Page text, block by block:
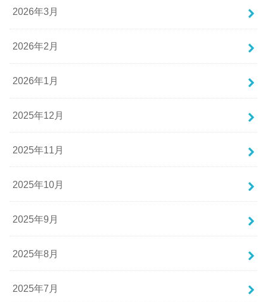
2026年3月
2026年2月
2026年1月
2025年12月
2025年11月
2025年10月
2025年9月
2025年8月
2025年7月